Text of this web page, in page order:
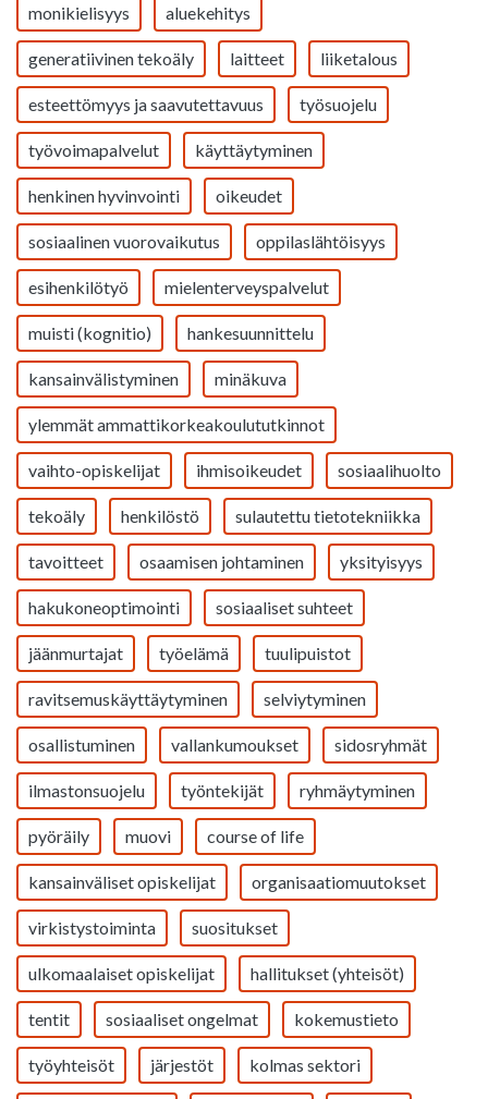
monikielisyys aluekehitys
generatiivinen tekoäly laitteet liiketalous
esteettömyys ja saavutettavuus työsuojelu
työvoimapalvelut käyttäytyminen
henkinen hyvinvointi oikeudet
sosiaalinen vuorovaikutus oppilaslähtöisyys
esihenkilötyö mielenterveyspalvelut
muisti (kognitio) hankesuunnittelu
kansainvälistyminen minäkuva
ylemmät ammattikorkeakoulututkinnot
vaihto-opiskelijat ihmisoikeudet sosiaalihuolto
tekoäly henkilöstö sulautettu tietotekniikka
tavoitteet osaamisen johtaminen yksityisyys
hakukoneoptimointi sosiaaliset suhteet
jäänmurtajat työelämä tuulipuistot
ravitsemuskäyttäytyminen selviytyminen
osallistuminen vallankumoukset sidosryhmät
ilmastonsuojelu työntekijät ryhmäytyminen
pyöräily muovi course of life
kansainväliset opiskelijat organisaatiomuutokset
virkistystoiminta suositukset
ulkomaalaiset opiskelijat hallitukset (yhteisöt)
tentit sosiaaliset ongelmat kokemustieto
työyhteisöt järjestöt kolmas sektori